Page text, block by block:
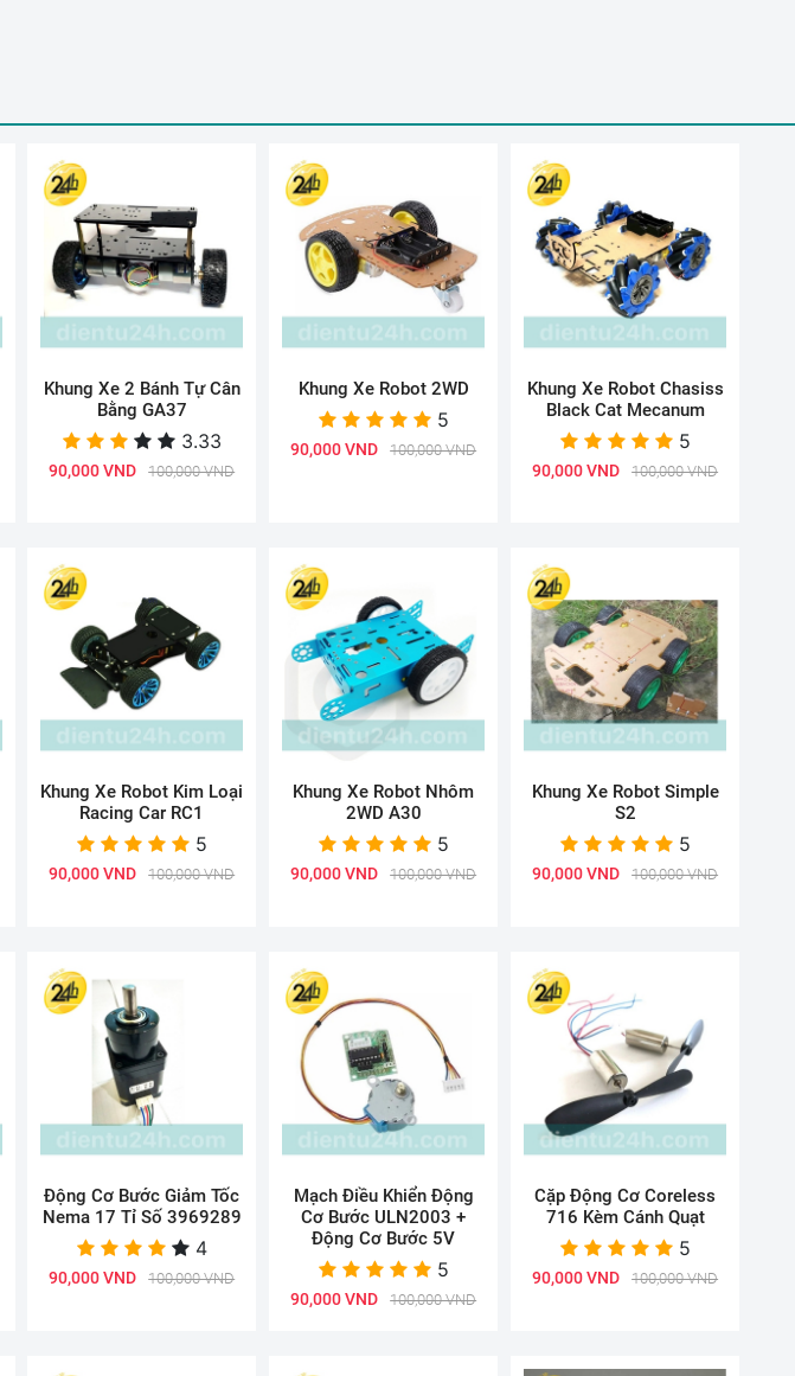
Khung Xe 2 Bánh Tự Cân
Bằng GA37
3.33
90,000 VND 100,000 VND
Khung Xe Robot 2WD
5
90,000 VND 100,000 VND
Khung Xe Robot Chasiss
Black Cat Mecanum
5
90,000 VND 100,000 VND
Khung Xe Robot Kim Loại
Racing Car RC1
5
90,000 VND 100,000 VND
Khung Xe Robot Nhôm
2WD A30
5
90,000 VND 100,000 VND
Khung Xe Robot Simple
S2
5
90,000 VND 100,000 VND
Động Cơ Bước Giảm Tốc
Nema 17 Tỉ Số 3969289
4
90,000 VND 100,000 VND
Mạch Điều Khiển Động
Cơ Bước ULN2003 +
Động Cơ Bước 5V
5
90,000 VND 100,000 VND
Cặp Động Cơ Coreless
716 Kèm Cánh Quạt
5
90,000 VND 100,000 VND